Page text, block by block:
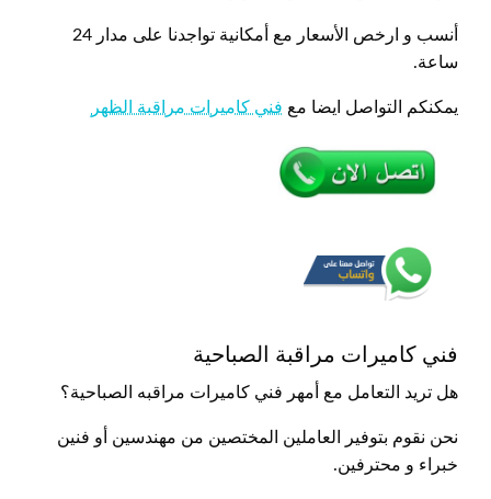
أنسب و ارخص الأسعار مع أمكانية تواجدنا على مدار 24
ساعة.
يمكنكم التواصل ايضا مع فني كاميرات مراقبة الظهر
فني كاميرات مراقبة الصباحية
هل تريد التعامل مع أمهر فني كاميرات مراقبه الصباحية؟
نحن نقوم بتوفير العاملين المختصين من مهندسين أو فنين
خبراء و محترفين.